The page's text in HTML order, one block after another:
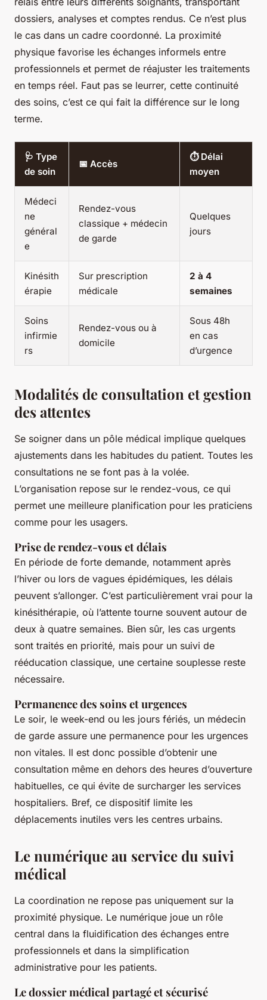
dossiers, analyses et comptes rendus. Ce n’est plus
le cas dans un cadre coordonné. La proximité
physique favorise les échanges informels entre
professionnels et permet de réajuster les traitements
en temps réel. Faut pas se leurrer, cette continuité
des soins, c’est ce qui fait la différence sur le long
terme.
🩺 Type
de soin
📅 Accès
⏱️ Délai
moyen
Médeci
ne
général
e
Rendez-vous
classique + médecin
de garde
Quelques
jours
Kinésith
érapie
Sur prescription
médicale
2 à 4
semaines
Soins
infirmie
rs
Rendez-vous ou à
domicile
Sous 48h
en cas
d’urgence
Modalités de consultation et gestion
des attentes
Se soigner dans un pôle médical implique quelques
ajustements dans les habitudes du patient. Toutes les
consultations ne se font pas à la volée.
L’organisation repose sur le rendez-vous, ce qui
permet une meilleure planification pour les praticiens
comme pour les usagers.
Prise de rendez-vous et délais
En période de forte demande, notamment après
l’hiver ou lors de vagues épidémiques, les délais
peuvent s’allonger. C’est particulièrement vrai pour la
kinésithérapie, où l’attente tourne souvent autour de
deux à quatre semaines. Bien sûr, les cas urgents
sont traités en priorité, mais pour un suivi de
rééducation classique, une certaine souplesse reste
nécessaire.
Permanence des soins et urgences
Le soir, le week-end ou les jours fériés, un médecin
de garde assure une permanence pour les urgences
non vitales. Il est donc possible d’obtenir une
consultation même en dehors des heures d’ouverture
habituelles, ce qui évite de surcharger les services
hospitaliers. Bref, ce dispositif limite les
déplacements inutiles vers les centres urbains.
Le numérique au service du suivi
médical
La coordination ne repose pas uniquement sur la
proximité physique. Le numérique joue un rôle
central dans la fluidification des échanges entre
professionnels et dans la simplification
administrative pour les patients.
Le dossier médical partagé et sécurisé